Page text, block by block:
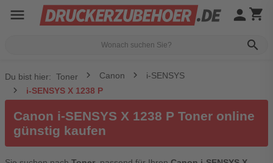
menu
search
person shopping_cart
Du bist hier: Toner Canon
i-SENSYS
i-SENSYS X 1238 P
Canon i-SENSYS X 1238 P Toner online
günstig kaufen